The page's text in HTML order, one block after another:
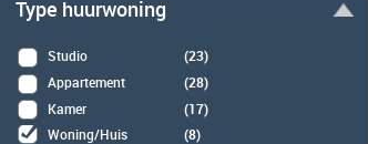
Type huurwoning
Studio
(23)
Appartement
(28)
Kamer
(17)
Woning/Huis
(8)